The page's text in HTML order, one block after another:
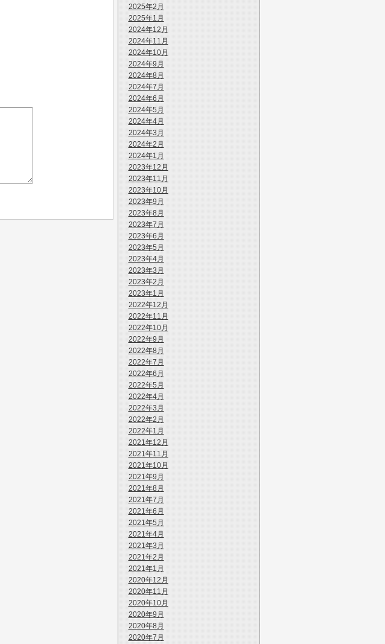
2025年2月
2025年1月
2024年12月
2024年11月
2024年10月
2024年9月
2024年8月
2024年7月
2024年6月
2024年5月
2024年4月
2024年3月
2024年2月
2024年1月
2023年12月
2023年11月
2023年10月
2023年9月
2023年8月
2023年7月
2023年6月
2023年5月
2023年4月
2023年3月
2023年2月
2023年1月
2022年12月
2022年11月
2022年10月
2022年9月
2022年8月
2022年7月
2022年6月
2022年5月
2022年4月
2022年3月
2022年2月
2022年1月
2021年12月
2021年11月
2021年10月
2021年9月
2021年8月
2021年7月
2021年6月
2021年5月
2021年4月
2021年3月
2021年2月
2021年1月
2020年12月
2020年11月
2020年10月
2020年9月
2020年8月
2020年7月